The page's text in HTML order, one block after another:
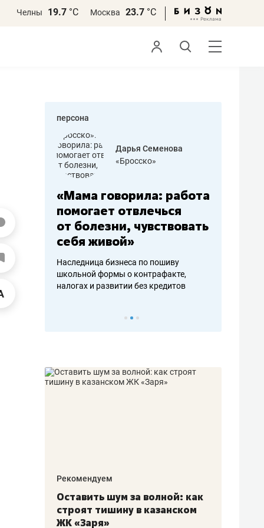
Челны 19.7 °С Москва 23.7 °С
персона
дотошных
Дарья Семенова
«Бросско»
«Мама говорила: работа
помогает отвлечься
от болезни, чувствовать
себя живой»
Наследница бизнеса по пошиву
школьной формы о контрафакте,
налогах и развитии без кредитов
Рекомендуем
Оставить шум за волной: как
строят тишину в казанском
ЖК «Заря»